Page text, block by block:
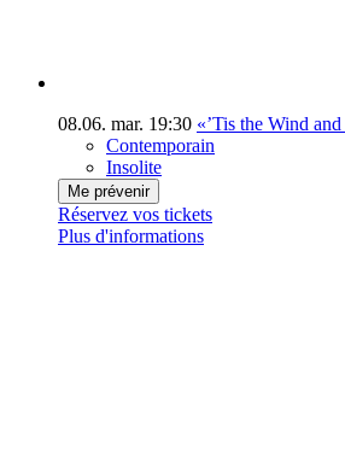
08.06. mar. 19:30 «’Tis the Wind
Contemporain
Insolite
Me prévenir
Réservez vos tickets
Plus d'informations